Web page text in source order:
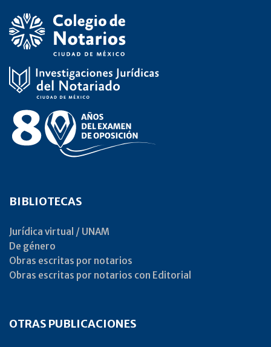
BIBLIOTECAS
Jurídica virtual / UNAM
De género
Obras escritas por notarios
Obras escritas por notarios con Editorial
OTRAS PUBLICACIONES